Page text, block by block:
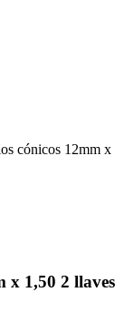
cónicos 12mm x
x 1,50 2 llaves